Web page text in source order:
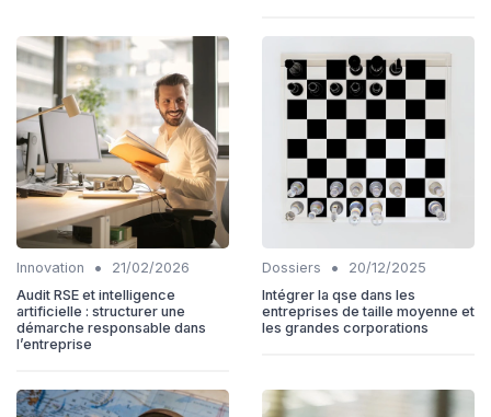
Innovation •
21/02/2026
Audit RSE et intelligence
artificielle : structurer une
démarche responsable dans
l’entreprise
Dossiers •
20/12/2025
Intégrer la qse dans les
entreprises de taille moyenne et
les grandes corporations